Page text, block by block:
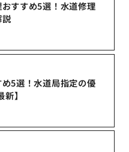
すすめ5選！水道修理
5選！水道局指定の優
】